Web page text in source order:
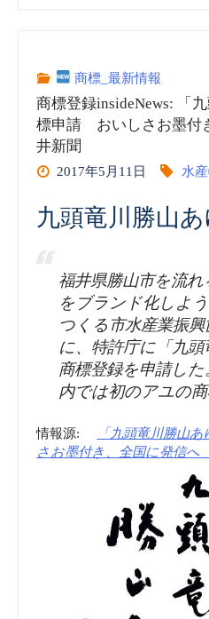
録
insideNews:
的
表
示
に
3
品
追
加、
農
商標_最新情報
商標登録insideNews: 「
標申請 おいしさお墨付
井新聞
2017年5月11日 水
九頭竜川勝山
福井県勝山市を流
をブランド化しよ
つくる市水産業振
に、特許庁に「九
商標登録を申請し
内では初のアユの商
情報源:
「九頭竜川勝山
さお墨付き、全国に発信へ